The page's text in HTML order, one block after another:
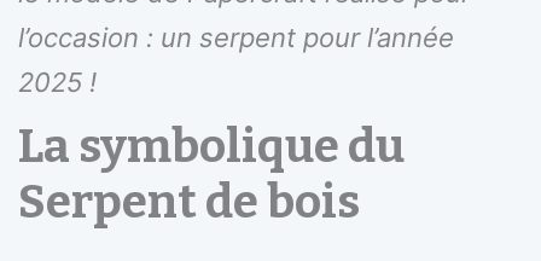
l’occasion : un serpent pour l’année
2025 !
La symbolique du
Serpent de bois